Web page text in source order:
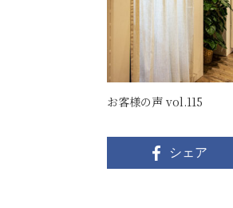
お客様の声 vol.115
シェア